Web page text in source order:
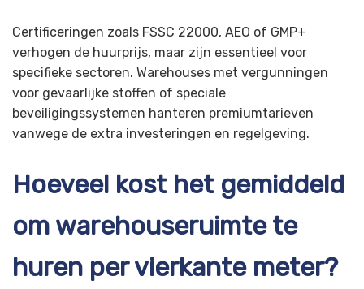
Certificeringen zoals FSSC 22000, AEO of GMP+
verhogen de huurprijs, maar zijn essentieel voor
specifieke sectoren. Warehouses met vergunningen
voor gevaarlijke stoffen of speciale
beveiligingssystemen hanteren premiumtarieven
vanwege de extra investeringen en regelgeving.
Hoeveel kost het gemiddeld
om warehouseruimte te
huren per vierkante meter?